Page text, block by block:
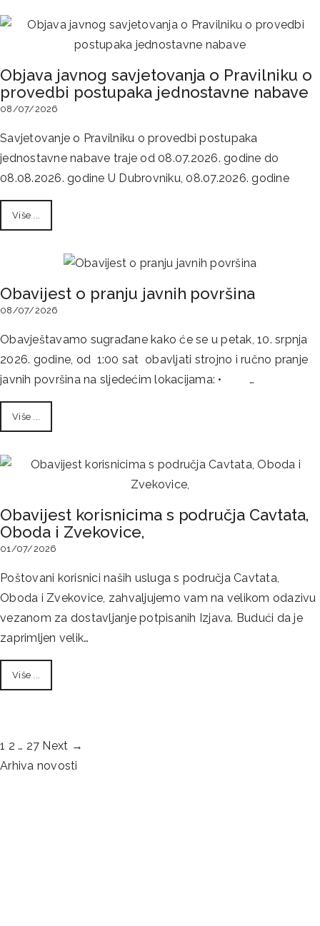
Objava javnog savjetovanja o Pravilniku o
provedbi postupaka jednostavne nabave
08/07/2026
Savjetovanje o Pravilniku o provedbi postupaka
jednostavne nabave traje od 08.07.2026. godine do
08.08.2026. godine U Dubrovniku, 08.07.2026. godine
Više ...
Obavijest o pranju javnih površina
08/07/2026
Obavještavamo sugrađane kako će se u petak, 10. srpnja
2026. godine, od 1:00 sat obavljati strojno i ručno pranje
javnih površina na sljedećim lokacijama: • …
Više ...
Obavijest korisnicima s područja Cavtata,
Oboda i Zvekovice,
01/07/2026
Poštovani korisnici naših usluga s područja Cavtata,
Oboda i Zvekovice, zahvaljujemo vam na velikom odazivu
vezanom za dostavljanje potpisanih Izjava. Budući da je
zaprimljen velik…
Više ...
1 2 … 27 Next →
Arhiva novosti